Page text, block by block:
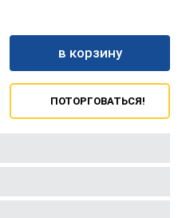
в корзину
ПОТОРГОВАТЬСЯ!